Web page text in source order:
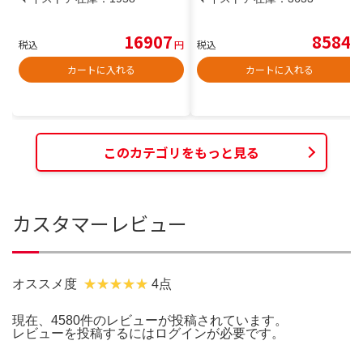
税込 16907円
カートに入れる
税込 8584
カートに入れる
このカテゴリをもっと見る
カスタマーレビュー
オススメ度 4点
現在、4580件のレビューが投稿されています。
レビューを投稿するには ログインが必要です。